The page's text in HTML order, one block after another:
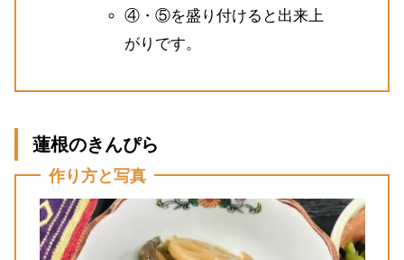
④・⑤を盛り付けると出来上
がりです。
蓮根のきんぴら
作り方と写真